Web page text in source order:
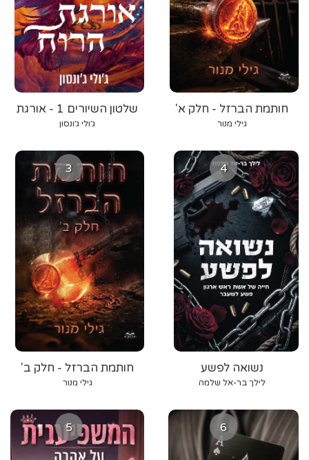
שלטון השיורים 1 - אורגת
הרוח
ג׳ולי ג׳ונסון
חותמת הברזל - חלק א'
גילי מנור
3
חותמת הברזל - חלק ב'
גילי מנור
4
נשואה לפשע
לילך בר-אל שלמה
5 6